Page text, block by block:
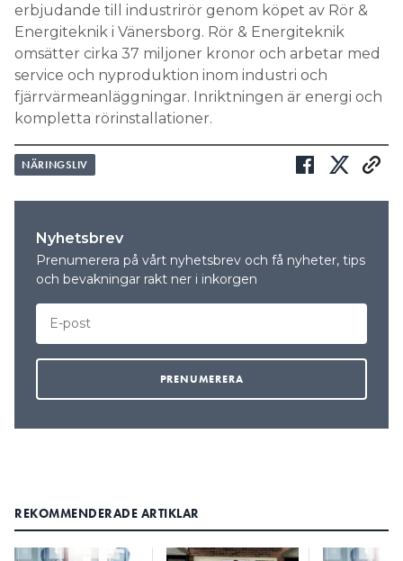
erbjudande till industrirör genom köpet av Rör &
Energiteknik i Vänersborg. Rör & Energiteknik
omsätter cirka 37 miljoner kronor och arbetar med
service och nyproduktion inom industri och
fjärrvärmeanläggningar. Inriktningen är energi och
kompletta rörinstallationer.
NÄRINGSLIV
Nyhetsbrev
Prenumerera på vårt nyhetsbrev och få nyheter, tips
och bevakningar rakt ner i inkorgen
REKOMMENDERADE ARTIKLAR